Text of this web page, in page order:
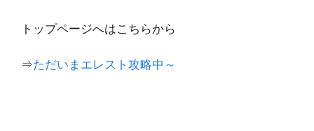
トップページへはこちらから
⇒ただいまエレスト攻略中～